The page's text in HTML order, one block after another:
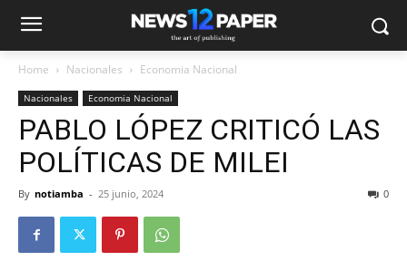
Home Nacionales Economia Nacional
Nacionales Economia Nacional
PABLO LÓPEZ CRITICÓ LAS
POLÍTICAS DE MILEI
By notiamba - 25 junio, 2024 0